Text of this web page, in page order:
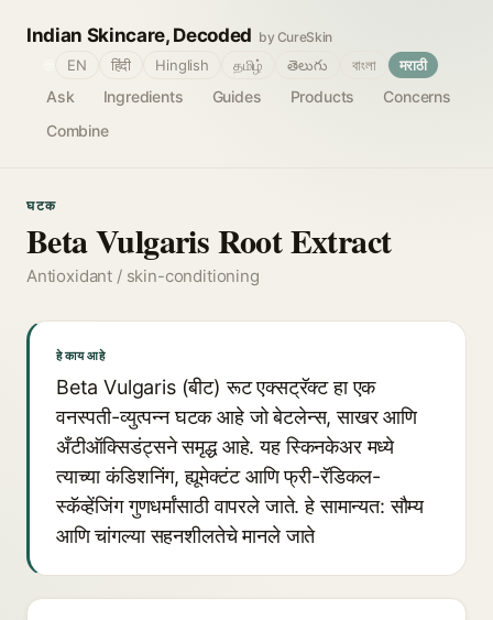
Indian Skincare, Decoded by CureSkin
Ask Ingredients Guides Products
Concerns
Combine
EN हिंदी Hinglish தமிழ் తెలుగు বাংলা मराठी
घटक
Beta Vulgaris Root Extract
Antioxidant / skin-conditioning
हे काय आहे
Beta Vulgaris (बीट) रूट एक्सट्रॅक्ट हा एक
वनस्पती-व्युत्पन्न घटक आहे जो बेटलेन्स, साखर आणि
अँटीऑक्सिडंट्सने समृद्ध आहे. यह स्किनकेअर मध्ये
त्याच्या कंडिशनिंग, ह्यूमेक्टंट आणि फ्री-रॅडिकल-
स्कॅव्हेंजिंग गुणधर्मांसाठी वापरले जाते. हे सामान्यत: सौम्य
आणि चांगल्या सहनशीलतेचे मानले जाते